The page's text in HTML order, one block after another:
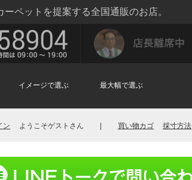
ペットを提案する全国通販のお店。
イメージで選ぶ 最大幅で選ぶ
ン ようこそゲストさん 買い物カゴ 採寸方法